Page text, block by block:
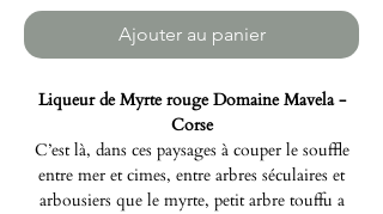
Ajouter au panier
Liqueur de Myrte rouge Domaine Mavela -
Corse
C’est là, dans ces paysages à couper le souffle
entre mer et cimes, entre arbres séculaires et
arbousiers que le myrte, petit arbre touffu a